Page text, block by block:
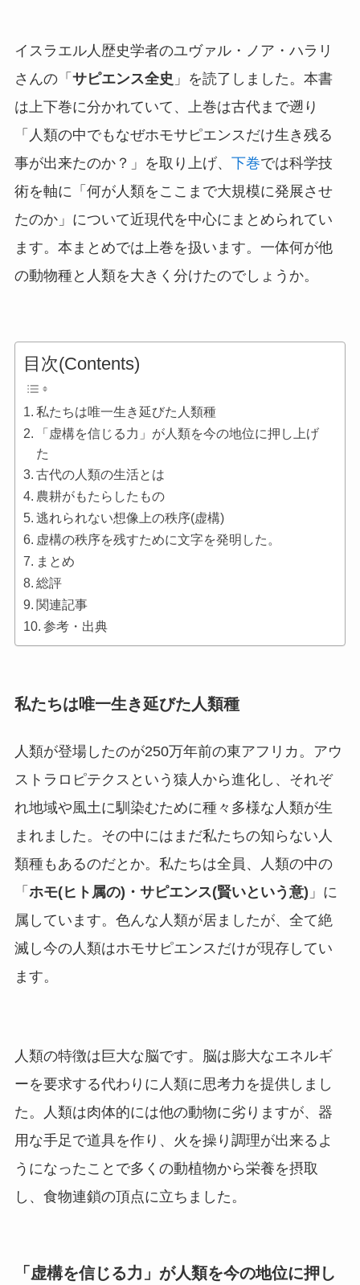
イスラエル人歴史学者のユヴァル・ノア・ハラリ
さんの「 サピエンス全史 」を読了しました。本書
は上下巻に分かれていて、上巻は古代まで遡り
「人類の中でもなぜホモサピエンスだけ生き残る
事が出来たのか？」を取り上げ、 下巻では科学技
術を軸に「何が人類をここまで大規模に発展させ
たのか」について近現代を中心にまとめられてい
ます。本まとめでは上巻を扱います。一体何が他
の動物種と人類を大きく分けたのでしょうか。
目次(Contents)
私たちは唯一生き延びた人類種
「虚構を信じる力」が人類を今の地位に押し上げ
た
古代の人類の生活とは
農耕がもたらしたもの
逃れられない想像上の秩序(虚構)
虚構の秩序を残すために文字を発明した。
まとめ
総評
関連記事
参考・出典
私たちは唯一生き延びた人類種
人類が登場したのが250万年前の東アフリカ。アウ
ストラロピテクスという猿人から進化し、それぞ
れ地域や風土に馴染むために種々多様な人類が生
まれました。その中にはまだ私たちの知らない人
類種もあるのだとか。私たちは全員、人類の中の
「 ホモ(ヒト属の)・サピエンス(賢いという意) 」に
属しています。色んな人類が居ましたが、全て絶
滅し今の人類はホモサピエンスだけが現存してい
ます。
人類の特徴は巨大な脳です。脳は膨大なエネルギ
ーを要求する代わりに人類に思考力を提供しまし
た。人類は肉体的には他の動物に劣りますが、器
用な手足で道具を作り、火を操り調理が出来るよ
うになったことで多くの動植物から栄養を摂取
し、食物連鎖の頂点に立ちました。
「虚構を信じる力」が人類を今の地位に押し